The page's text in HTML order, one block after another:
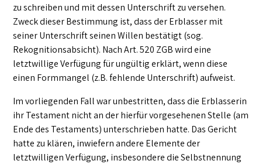
zu schreiben und mit dessen Unterschrift zu versehen.
Zweck dieser Bestimmung ist, dass der Erblasser mit
seiner Unterschrift seinen Willen bestätigt (sog.
Rekognitionsabsicht). Nach Art. 520 ZGB wird eine
letztwillige Verfügung für ungültig erklärt, wenn diese
einen Formmangel (z.B. fehlende Unterschrift) aufweist.
Im vorliegenden Fall war unbestritten, dass die Erblasserin
ihr Testament nicht an der hierfür vorgesehenen Stelle (am
Ende des Testaments) unterschrieben hatte. Das Gericht
hatte zu klären, inwiefern andere Elemente der
letztwilligen Verfügung, insbesondere die Selbstnennung